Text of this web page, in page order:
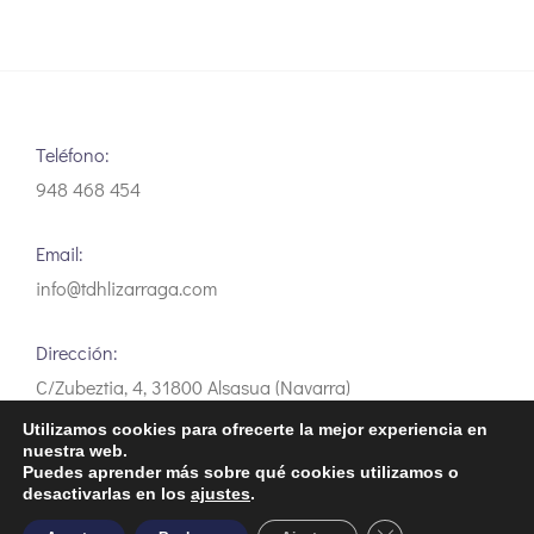
Teléfono:
948 468 454
Email:
info@tdhlizarraga.com
Dirección:
C/Zubeztia, 4, 31800 Alsasua (Navarra)
Utilizamos cookies para ofrecerte la mejor experiencia en
nuestra web.
Puedes aprender más sobre qué cookies utilizamos o
desactivarlas en los ajustes.